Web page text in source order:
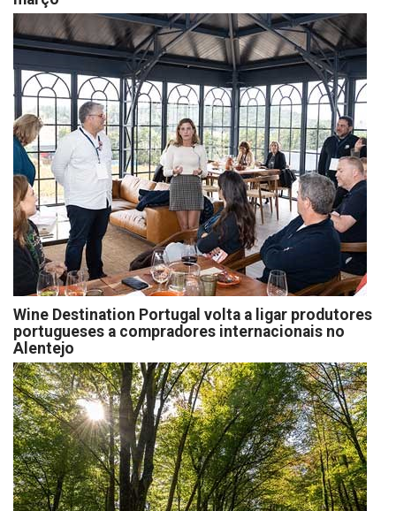
Wine Destination Portugal volta a ligar produtores
portugueses a compradores internacionais no
Alentejo